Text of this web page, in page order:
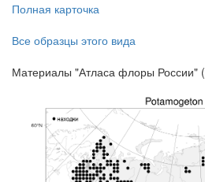
Полная карточка
Все образцы этого вида
Материалы "Атласа флоры России" (